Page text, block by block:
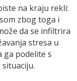
na kraju rekli:
zbog toga i
da se infiltrira
stresa u
ga podelite s